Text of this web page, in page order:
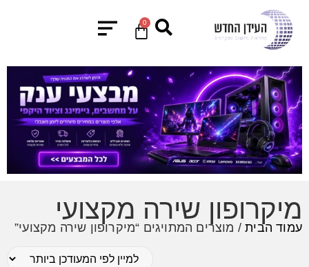
0
מיקרופון שירה מקצועי
עמוד הבית/ מוצרים המתויגים “מיקרופון שירה מקצועי”